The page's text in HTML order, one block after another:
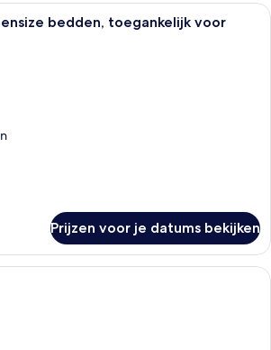
Een hotelkamer met twee bedden,
bedden, toegankelijk voor
Prijzen voor je datums bekijken
Een hotelkamer met een bed, een